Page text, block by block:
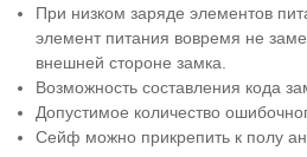
При низком заряде элементов
элемент питания вовремя не
внешней стороне замка.
Возможность составления кода
Допустимое количество
Сейф можно прикрепить к полу